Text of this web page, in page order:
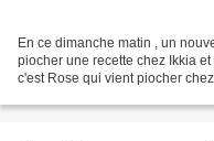
En ce dimanche matin , un
piocher une recette chez Ikkia
c'est Rose qui vient piocher